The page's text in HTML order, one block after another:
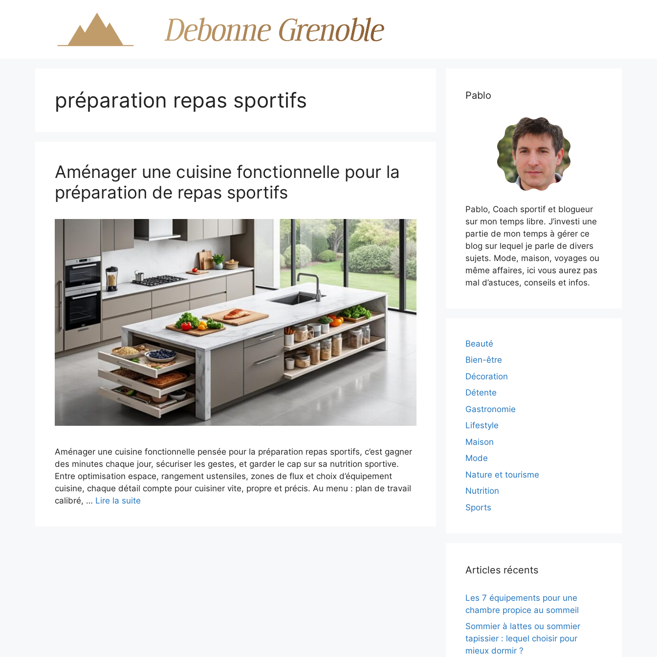
préparation repas sportifs
Aménager une cuisine fonctionnelle pour la
préparation de repas sportifs
Aménager une cuisine fonctionnelle pensée pour la préparation repas sportifs, c’est gagner
des minutes chaque jour, sécuriser les gestes, et garder le cap sur sa nutrition sportive.
Entre optimisation espace, rangement ustensiles, zones de flux et choix d’équipement
cuisine, chaque détail compte pour cuisiner vite, propre et précis. Au menu : plan de travail
calibré, … Lire la suite
Pablo
Pablo, Coach sportif et blogueur
sur mon temps libre. J’investi une
partie de mon temps à gérer ce
blog sur lequel je parle de divers
sujets. Mode, maison, voyages ou
même affaires, ici vous aurez pas
mal d’astuces, conseils et infos.
Beauté
Bien-être
Décoration
Détente
Gastronomie
Lifestyle
Maison
Mode
Nature et tourisme
Nutrition
Sports
Articles récents
Les 7 équipements pour une
chambre propice au sommeil
Sommier à lattes ou sommier
tapissier : lequel choisir pour
mieux dormir ?